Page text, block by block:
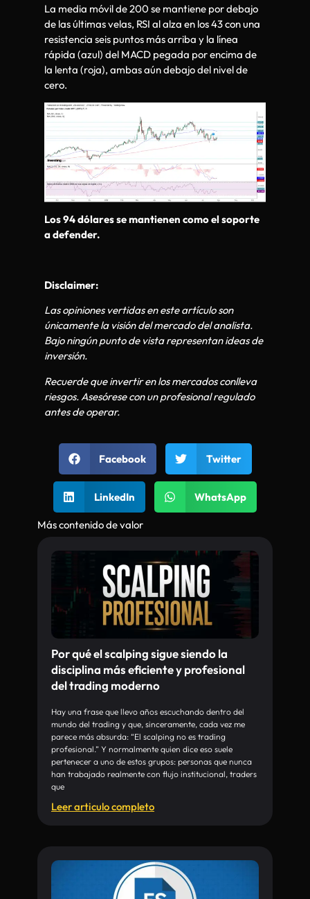
La media móvil de 200 se mantiene por debajo
de las últimas velas, RSI al alza en los 43 con una
resistencia seis puntos más arriba y la línea
rápida (azul) del MACD pegada por encima de
la lenta (roja), ambas aún debajo del nivel de
cero.
Los 94 dólares se mantienen como el soporte
a defender.
Disclaimer:
Las opiniones vertidas en este artículo son
únicamente la visión del mercado del analista.
Bajo ningún punto de vista representan ideas de
inversión.
Recuerde que invertir en los mercados conlleva
riesgos. Asesórese con un profesional regulado
antes de operar.
Facebook Twitter
LinkedIn WhatsApp
Más contenido de valor
Por qué el scalping sigue siendo la
disciplina más eficiente y profesional
del trading moderno
Hay una frase que llevo años escuchando dentro del
mundo del trading y que, sinceramente, cada vez me
parece más absurda: “El scalping no es trading
profesional.” Y normalmente quien dice eso suele
pertenecer a uno de estos grupos: personas que nunca
han trabajado realmente con flujo institucional, traders
que
Leer articulo completo